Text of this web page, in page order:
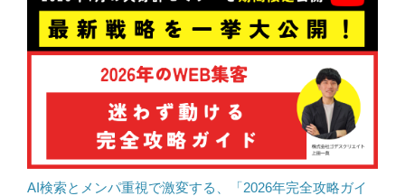
AI検索とメンパ重視で激変する、「2026年完全攻略ガイ